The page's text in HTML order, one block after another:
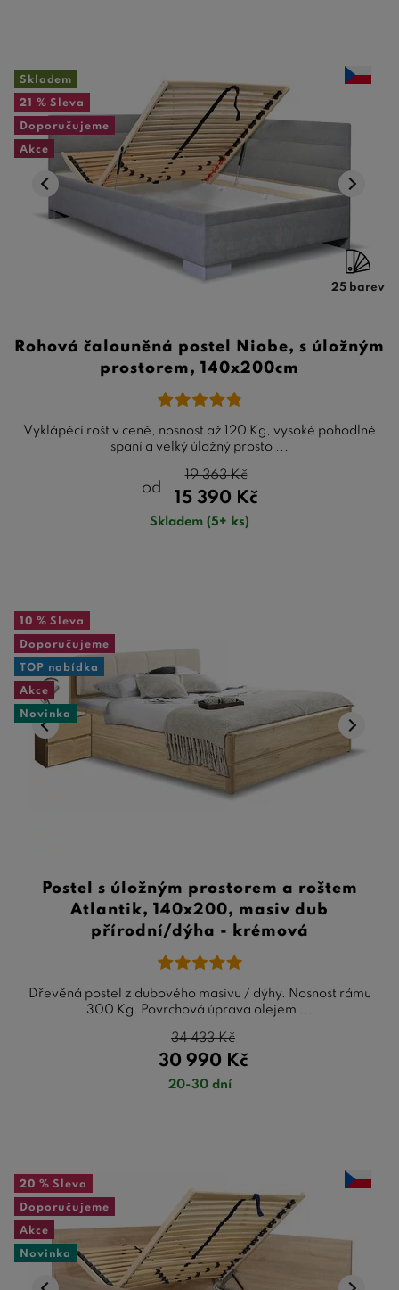
Skladem
21 % Sleva
Doporučujeme
Akce
25 barev
Rohová čalouněná postel Niobe, s úložným
prostorem, 140x200cm
Vyklápěcí rošt v ceně, nosnost až 120 Kg, vysoké pohodlné
spaní a velký úložný prosto ...
od
15 390 Kč
19 363Kč
Skladem (5+ ks)
10 % Sleva
Doporučujeme
TOP nabídka
Akce
Novinka
Postel s úložným prostorem a roštem
Atlantik, 140x200, masiv dub
přírodní/dýha - krémová
Dřevěná postel z dubového masivu / dýhy. Nosnost rámu
300 Kg. Povrchová úprava olejem ...
30 990 Kč
34 433Kč
20-30 dní
20 % Sleva
Doporučujeme
Akce
Novinka